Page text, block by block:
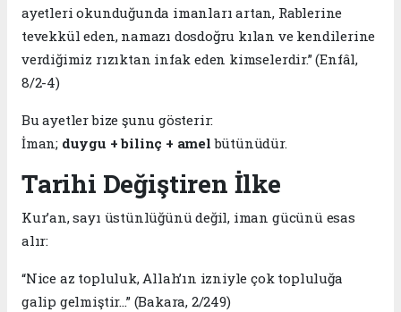
ayetleri okunduğunda imanları artan, Rablerine
tevekkül eden, namazı dosdoğru kılan ve kendilerine
verdiğimiz rızıktan infak eden kimselerdir.” (Enfâl,
8/2-4)
Bu ayetler bize şunu gösterir:
İman; duygu + bilinç + amel bütünüdür.
Tarihi Değiştiren İlke
Kur’an, sayı üstünlüğünü değil, iman gücünü esas
alır:
“Nice az topluluk, Allah’ın izniyle çok topluluğa
galip gelmiştir…” (Bakara, 2/249)